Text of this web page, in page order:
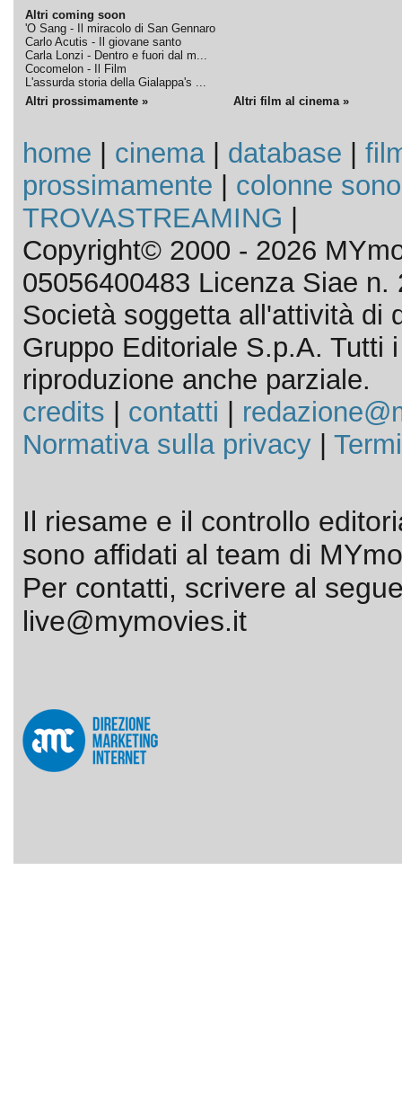
Altri coming soon
'O Sang - Il miracolo di San Gennaro
Carlo Acutis - Il giovane santo
Carla Lonzi - Dentro e fuori dal m...
Cocomelon - Il Film
L'assurda storia della Gialappa's ...
Altri prossimamente » Altri film al cinema »
home cinema| database
prossimamente
colonne
TROVASTREAMING
Copyright© 2000 - 2026
05056400483 Licenza Siae n.
Società soggetta all'attività di
Gruppo Editoriale S.p.A. Tutti
riproduzione anche parziale.
credits
contatti
Normativa sulla privacy|
Il riesame e il controllo
sono affidati al team di
Per contatti, scrivere al
live@mymovies.it